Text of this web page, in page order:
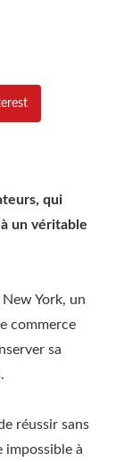
qui
un véritable
York, un
commerce
sa
réussir sans
impossible à